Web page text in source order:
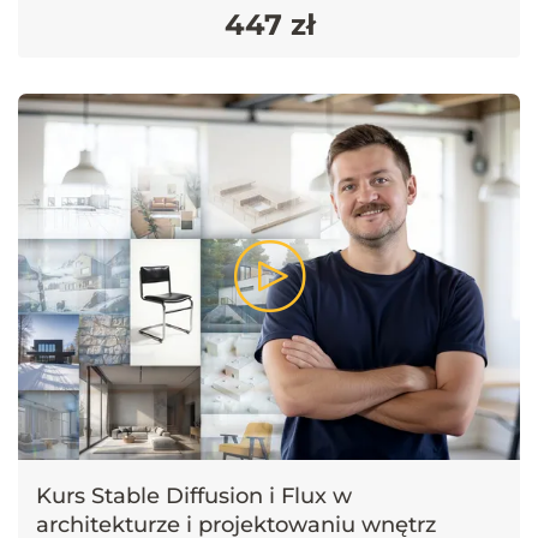
wizualizacje, które wykraczają poza standardowe
możliwości narzędzi dostępnych na rynku.
Etyka, prawa autorskie i przyszłość architektury
z AI
Poza częścią praktyczną, w kursie znajdziesz także
447 zł
Kurs Stable Diffusion i Flux w
architekturze i projektowaniu wnętrz